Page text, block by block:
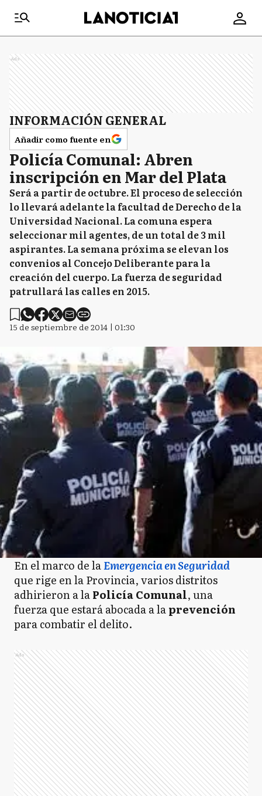
Ads
INFORMACIÓN GENERAL
Añadir como fuente en
Policía Comunal: Abren
inscripción en Mar del Plata
Será a partir de octubre. El proceso de selección
lo llevará adelante la facultad de Derecho de la
Universidad Nacional. La comuna espera
seleccionar mil agentes, de un total de 3 mil
aspirantes. La semana próxima se elevan los
convenios al Concejo Deliberante para la
creación del cuerpo. La fuerza de seguridad
patrullará las calles en 2015.
15 de septiembre de 2014 | 01:30
En el marco de laEmergencia en Seguridad
que rige en la Provincia, varios distritos
adhirieron a laPolicía Comunal, una
fuerza que estará abocada a laprevención
para combatir el delito.
Ads